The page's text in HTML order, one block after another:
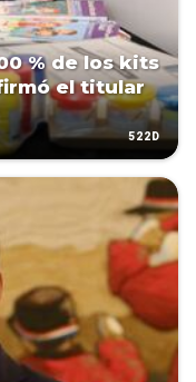
% de los kits
el titular
522D